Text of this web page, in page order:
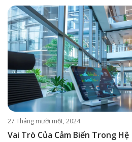
27 Tháng mười một, 2024
Vai Trò Của Cảm Biến Trong Hệ